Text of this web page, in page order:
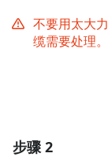
不要用太大
缆需要处理。
步骤 2